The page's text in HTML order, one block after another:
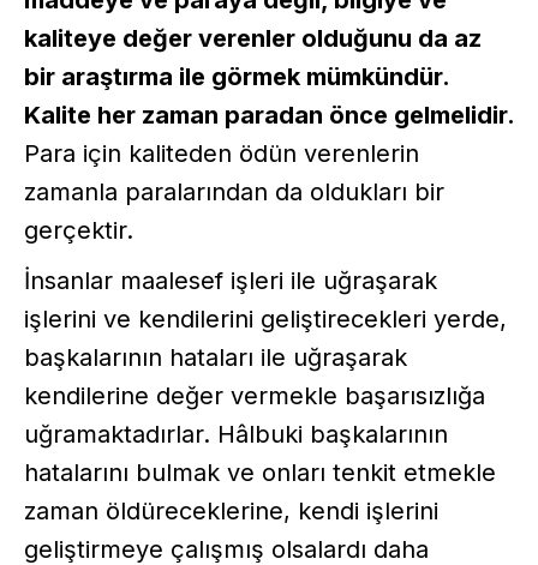
kaliteye değer verenler olduğunu da az
bir araştırma ile görmek mümkündür.
Kalite her zaman paradan önce gelmelidir.
Para için kaliteden ödün verenlerin
zamanla paralarından da oldukları bir
gerçektir.
İnsanlar maalesef işleri ile uğraşarak
işlerini ve kendilerini geliştirecekleri yerde,
başkalarının hataları ile uğraşarak
kendilerine değer vermekle başarısızlığa
uğramaktadırlar. Hâlbuki başkalarının
hatalarını bulmak ve onları tenkit etmekle
zaman öldüreceklerine, kendi işlerini
geliştirmeye çalışmış olsalardı daha